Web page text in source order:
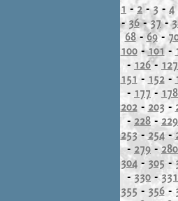
1 -2 -3 - 4
- 36-37-
68-69-
100-101 -
- 126- 127
151 - 152-
- 177 - 178
202- 203 -
- 228 - 229
253-254-
- 279-280
304- 305 -
- 330 -331
355 - 356-